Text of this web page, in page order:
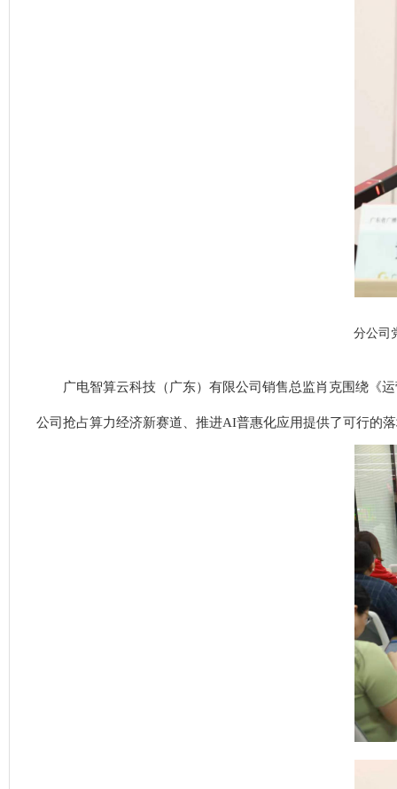
分公司
广电智算云科技（广东）有限公司销售总监肖克围绕《运
公司抢占算力经济新赛道、推进AI普惠化应用提供了可行的